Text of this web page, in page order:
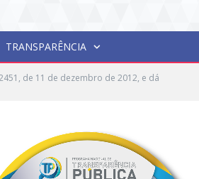
TRANSPARÊNCIA
2451, de 11 de dezembro de 2012, e dá